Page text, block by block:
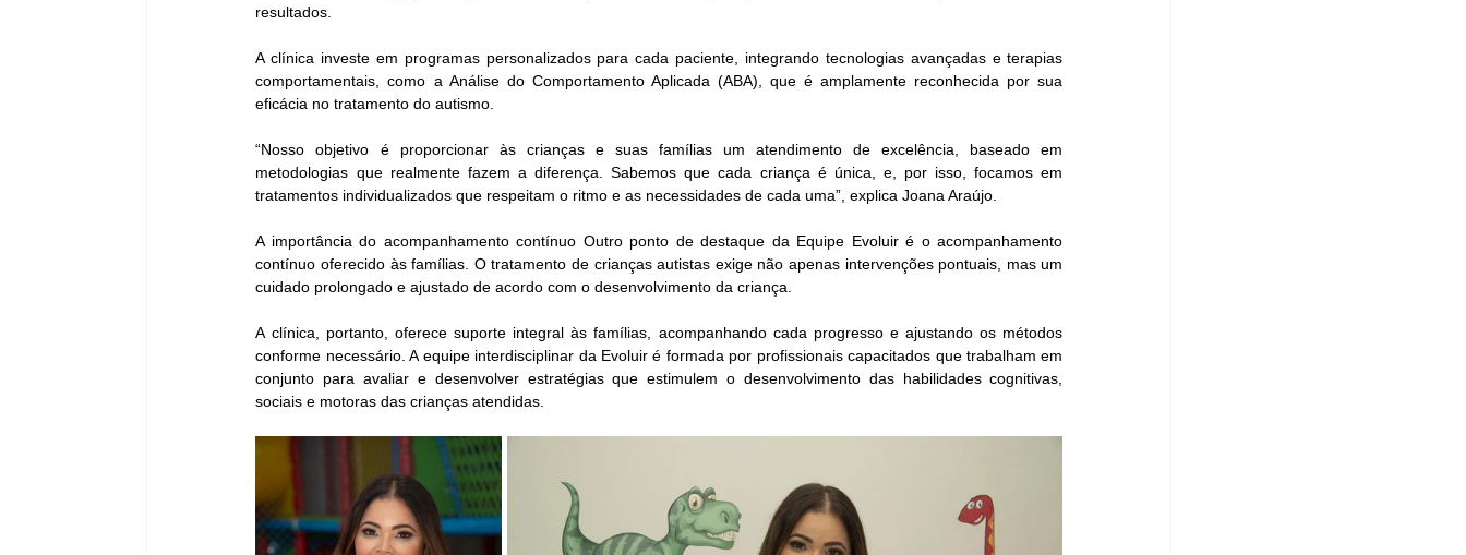
resultados.
A clínica investe em programas personalizados para cada paciente, integrando tecnologias avançadas e terapias
comportamentais, como a Análise do Comportamento Aplicada (ABA), que é amplamente reconhecida por sua
eficácia no tratamento do autismo.
“Nosso objetivo é proporcionar às crianças e suas famílias um atendimento de excelência, baseado em
metodologias que realmente fazem a diferença. Sabemos que cada criança é única, e, por isso, focamos em
tratamentos individualizados que respeitam o ritmo e as necessidades de cada uma”, explica Joana Araújo.
A importância do acompanhamento contínuo Outro ponto de destaque da Equipe Evoluir é o acompanhamento
contínuo oferecido às famílias. O tratamento de crianças autistas exige não apenas intervenções pontuais, mas um
cuidado prolongado e ajustado de acordo com o desenvolvimento da criança.
A clínica, portanto, oferece suporte integral às famílias, acompanhando cada progresso e ajustando os métodos
conforme necessário. A equipe interdisciplinar da Evoluir é formada por profissionais capacitados que trabalham em
conjunto para avaliar e desenvolver estratégias que estimulem o desenvolvimento das habilidades cognitivas,
sociais e motoras das crianças atendidas.